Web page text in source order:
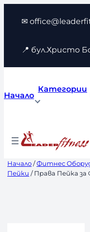
съдържанието
✉
📍 бул.Христо
Начало
Категории
Начало/Фитнес
Пейки / Права Пейка за